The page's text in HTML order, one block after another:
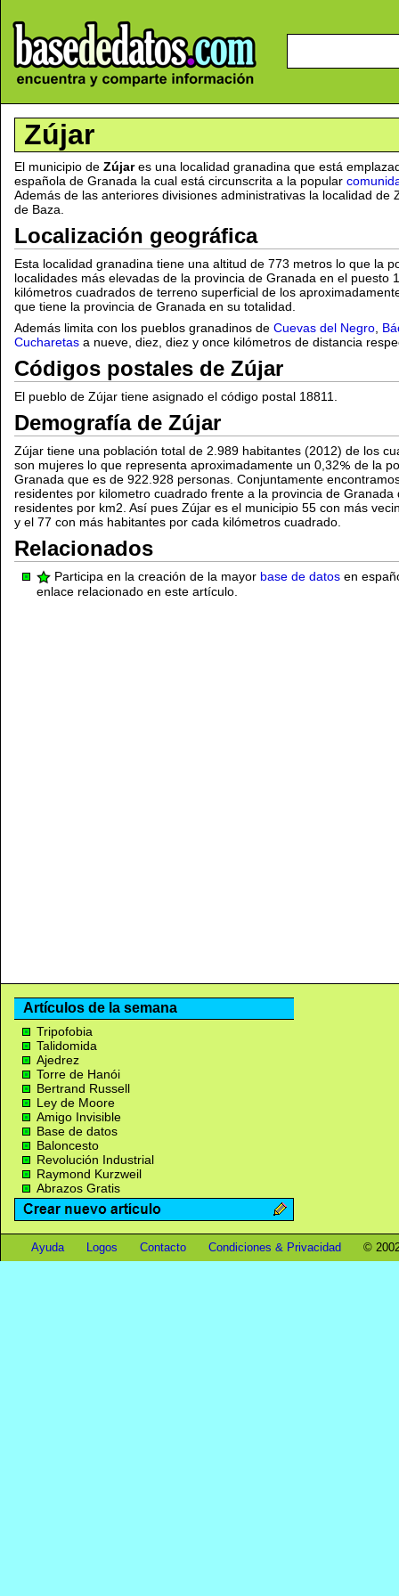
Zújar
El municipio de Zújares una localidad granadina que está
española de Granada la cual está circunscrita a la popular
Además de las anteriores divisiones administrativas la localidad de
de Baza.
Localización geográfica
Esta localidad granadina tiene una altitud de 773 metros lo que la
localidades más elevadas de la provincia de Granada en el puesto
kilómetros cuadrados de terreno superficial de los
que tiene la provincia de Granada en su totalidad.
Además limita con los pueblos granadinos de Cuevas del Negro
Cucharetas a nueve, diez, diez y once kilómetros de distancia
Códigos postales de Zújar
El pueblo de Zújar tiene asignado el código postal 18811.
Demografía de Zújar
Zújar tiene una población total de 2.989 habitantes (2012) de los
son mujeres lo que representa aproximadamente un 0,32
de la
Granada que es de 922.928 personas. Conjuntamente
residentes por kilometro cuadrado frente a la provincia de
residentes por km2. Así pues Zújar es el municipio 55 con más
y el 77 con más habitantes por cada kilómetros cuadrado.
Relacionados
Participa en la creación de la mayor base de datos en
enlace relacionado en este artículo.
Artículos de la semana
Tripofobia
Talidomida
Ajedrez
Torre de Hanói
Bertrand Russell
Ley de Moore
Amigo Invisible
Base de datos
Baloncesto
Revolución Industrial
Raymond Kurzweil
Abrazos Gratis
Ayuda Logos Contacto Condiciones & Privacidad ©